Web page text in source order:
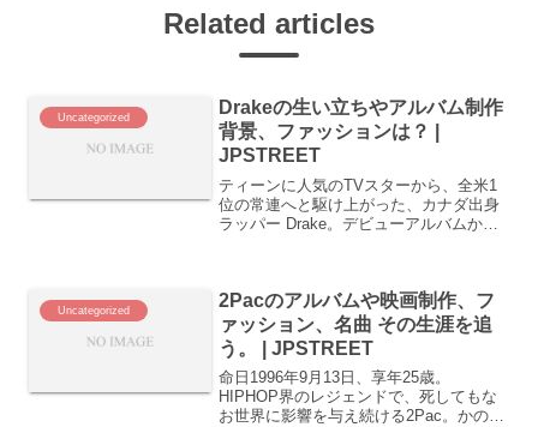
Related articles
Uncategorized
Drakeの生い立ちやアルバム制作
背景、ファッションは？ |
JPSTREET
ティーンに人気のTVスターから、全米1
位の常連へと駆け上がった、カナダ出身
ラッパー Drake。デビューアルバムから8
の人とな...
Uncategorized
2Pacのアルバムや映画制作、フ
ァッション、名曲 その生涯を追
う。 | JPSTREET
命日1996年9月13日、享年25歳。
HIPHOP界のレジェンドで、死してもな
お世界に影響を与え続ける2Pac。かのエ